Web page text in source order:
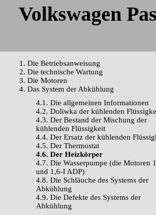
Volkswagen
1. Die Betriebsanweisung
2. Die technische Wartung
3. Die Motoren
4. Das System der Abkühlung
4.1. Die allgemeinen Informationen
4.2. Doliwka der kühlenden
4.3. Der Bestand der Mischung der
kühlenden Flüssigkeit
4.4. Der Ersatz der kühlenden
4.5. Der Thermostat
4.6. Der Heizkörper
4.7. Die Wasserpumpe (die Motoren
und 1,6-I ADP)
4.8. Die Schläuche des Systems der
Abkühlung
4.9. Die Defekte des Systems der
Abkühlung